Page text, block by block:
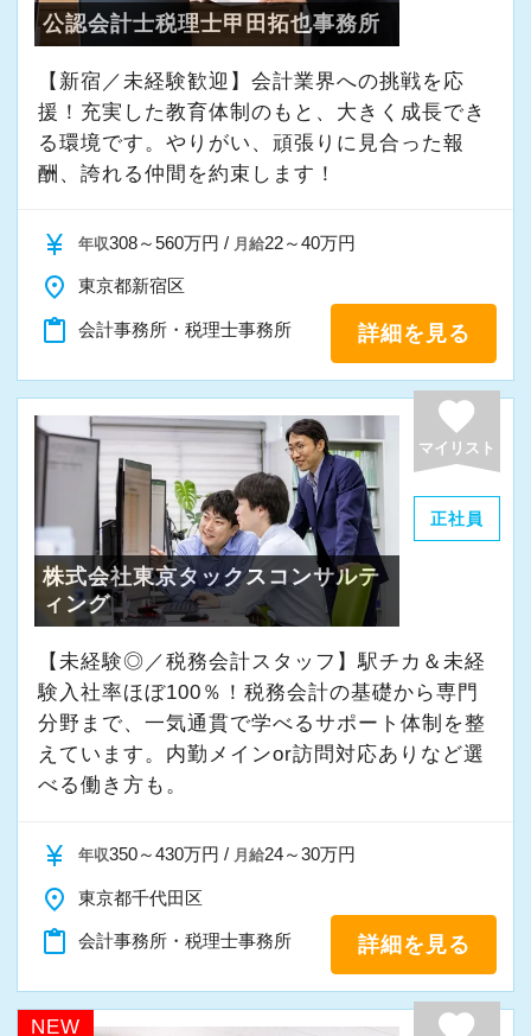
公認会計士税理士甲田拓也事務所
【新宿／未経験歓迎】会計業界への挑戦を応
援！充実した教育体制のもと、大きく成長でき
る環境です。やりがい、頑張りに見合った報
酬、誇れる仲間を約束します！
currency_yen 年収308～560万円 / 月給22～40万円
place 東京都新宿区
content_paste 会計事務所・税理士事務所 詳細を見る
favorite
マイリスト
正社員
株式会社東京タックスコンサルテ
ィング
【未経験◎／税務会計スタッフ】駅チカ＆未経
験入社率ほぼ100％！税務会計の基礎から専門
分野まで、一気通貫で学べるサポート体制を整
えています。内勤メインor訪問対応ありなど選
べる働き方も。
currency_yen 年収350～430万円 / 月給24～30万円
place 東京都千代田区
content_paste 会計事務所・税理士事務所 詳細を見る
NEW